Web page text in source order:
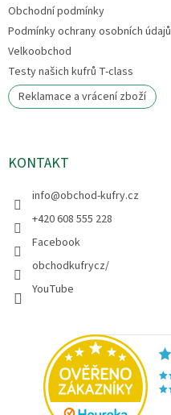
Obchodní podmínky
Podmínky ochrany osobních údajů
Velkoobchod
Testy našich kufrů T-class
Reklamace a vrácení zboží
KONTAKT
info@obchod-kufry.cz
+420 608 555 228
Facebook
obchodkufrycz/
YouTube